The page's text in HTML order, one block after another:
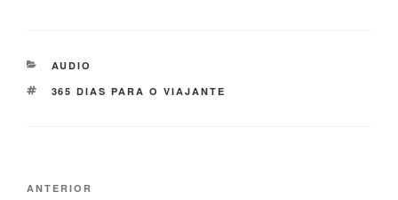
AUDIO
365 DIAS PARA O VIAJANTE
ANTERIOR